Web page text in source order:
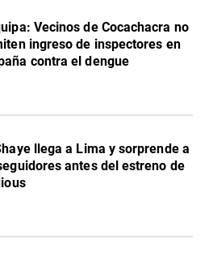
Vecinos de Cocachacra no
ingreso de inspectores en
contra el dengue
llega a Lima y sorprende a
antes del estreno de